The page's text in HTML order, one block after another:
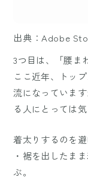
出典：Adobe
3つ目は、「腰ま
ここ近年、トッ
流になっていま
る人にとっては
着太りするのを避
・裾を出したま
ぶ。